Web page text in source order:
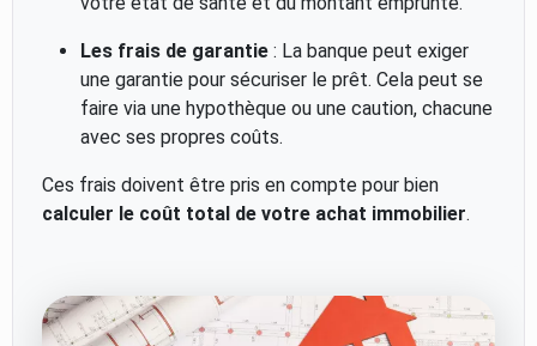
Les frais de garantie: La banque peut exiger
une garantie pour sécuriser le prêt. Cela peut se
faire via une hypothèque ou une caution, chacune
avec ses propres coûts.
Ces frais doivent être pris en compte pour bien
calculer le coût total de votre achat immobilier.